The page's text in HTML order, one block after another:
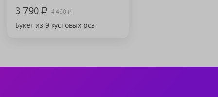
3 790₽ 4 460₽
Букет из 9 кустовых роз